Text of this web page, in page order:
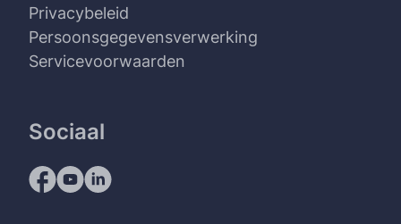
Privacybeleid
Persoonsgegevensverwerking
Servicevoorwaarden
Sociaal